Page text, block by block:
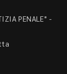
PENALE" -